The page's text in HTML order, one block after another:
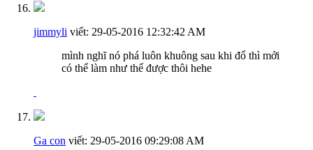
jimmyli viết: 29-05-2016 12:32:42 AM
mình nghĩ nó phá luôn khuông sau khi đổ thì mới
có thể làm như thế được thôi hehe
Ga con viết: 29-05-2016 09:29:08 AM